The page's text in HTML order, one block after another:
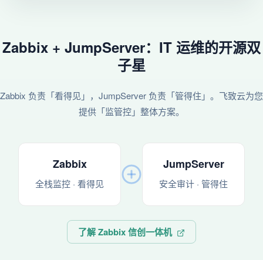
Zabbix + JumpServer：IT 运维的开源双
子星
Zabbix 负责「看得见」，JumpServer 负责「管得住」。飞致云为您
提供「监管控」整体方案。
Zabbix
全栈监控 · 看得见
JumpServer
安全审计 · 管得住
了解 Zabbix 信创一体机